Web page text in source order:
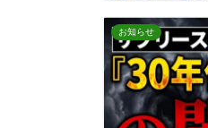
お知らせ